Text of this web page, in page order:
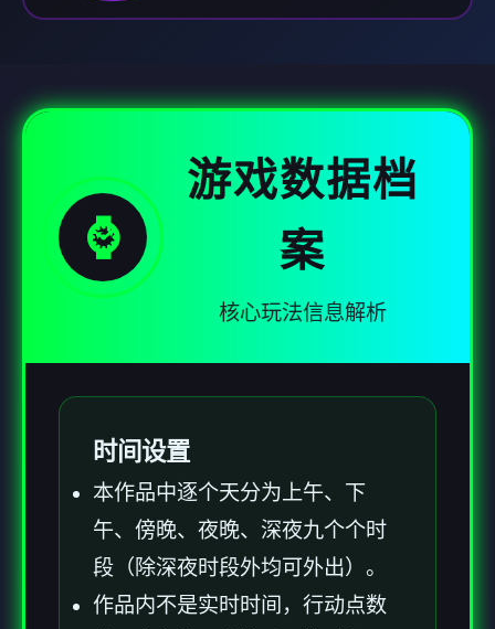
⌚
游戏数据档
案
核心玩法信息解析
时间设置
本作品中逐个天分为上午、下
午、傍晚、夜晚、深夜九个个时
段（除深夜时段外均可外出）。
作品内不是实时时间，行动点数